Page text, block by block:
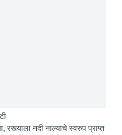
रस्त्याला नदी नाल्याचे स्वरुप प्राप्त